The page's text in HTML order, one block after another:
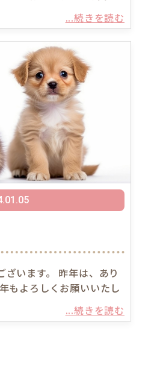
...続きを読む
います。 昨年は、あり
もよろしくお願いいたし
...続きを読む